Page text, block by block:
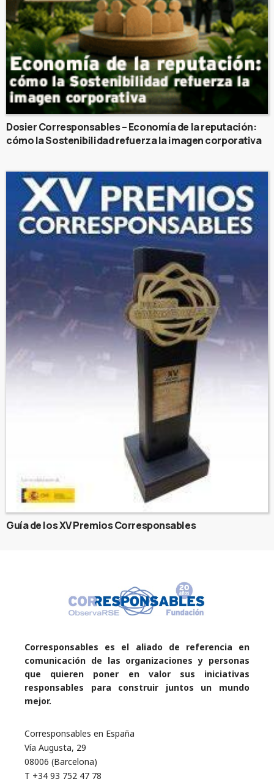
Dosier Corresponsables – Economía de la reputación:
cómo la Sostenibilidad refuerza la imagen corporativa
Guía de los XV Premios Corresponsables
Corresponsables es el aliado de referencia en
comunicación de las organizaciones y personas
que quieren poner en valor sus iniciativas
responsables para construir juntos un mundo
mejor.
Corresponsables en España
Vía Augusta, 29
08006 (Barcelona)
T +34 93 752 47 78